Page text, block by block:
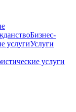
Бизнес-
услугиУслуги
услуги